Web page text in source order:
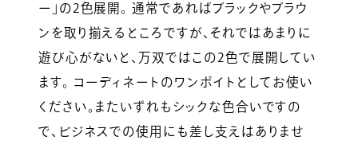
ー」の2色展開。 通常であればブラックやブラウ
ンを取り揃えるところですが、それではあまりに
遊び心がないと、万双ではこの2色で展開してい
ます。 コーディネートのワンポイトとしてお使い
ください。またいずれもシックな色合いですの
で、ビジネスでの使用にも差し支えはありませ